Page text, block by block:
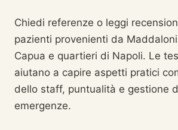
Chiedi referenze o leggi
pazienti provenienti da
Capua e quartieri di Napoli. Le
aiutano a capire aspetti pratici
dello staff, puntualità e gestione
emergenze.